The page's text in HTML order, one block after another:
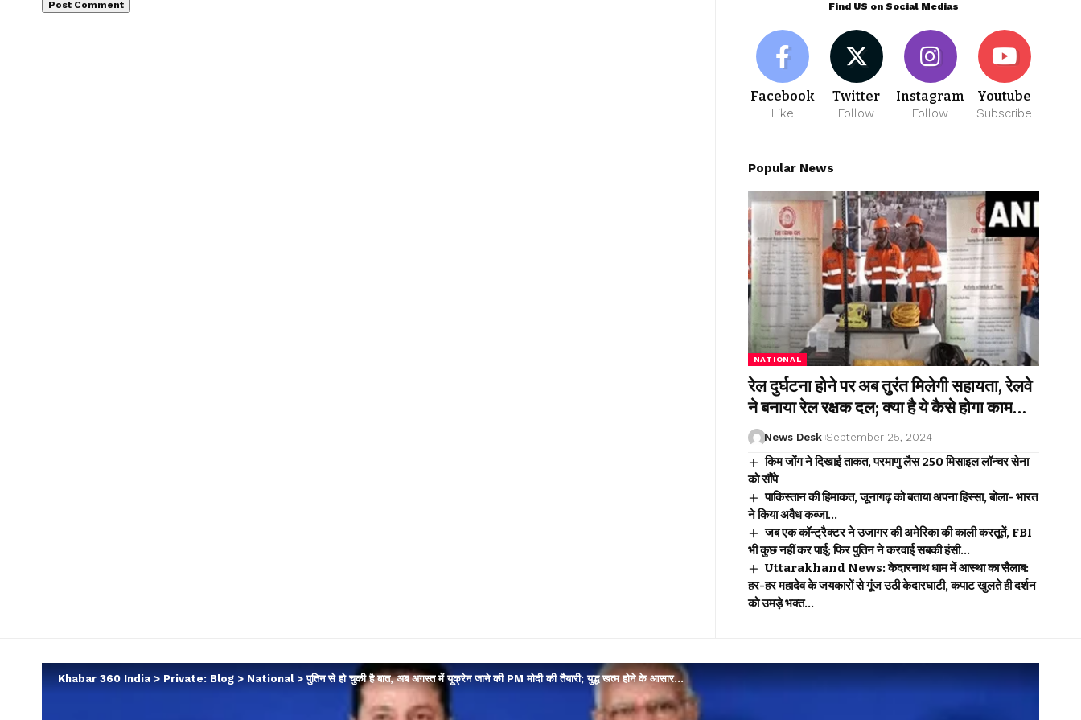
Find US on Social Medias
Facebook
Like
Twitter
Follow
Instagram
Follow
Youtube
Subscribe
Popular News
NATIONAL
रेल दुर्घटना होने पर अब तुरंत मिलेगी सहायता, रेलवे
ने बनाया रेल रक्षक दल; क्या है ये कैसे होगा काम…
News Desk September 25, 2024
किम जोंग ने दिखाई ताकत, परमाणु लैस 250 मिसाइल लॉन्चर सेना
को सौंपे
पाकिस्तान की हिमाकत, जूनागढ़ को बताया अपना हिस्सा, बोला- भारत
ने किया अवैध कब्जा…
जब एक कॉन्ट्रैक्टर ने उजागर की अमेरिका की काली करतूतें, FBI
भी कुछ नहीं कर पाई; फिर पुतिन ने करवाई सबकी हंसी…
Uttarakhand News: केदारनाथ धाम में आस्था का सैलाब:
हर-हर महादेव के जयकारों से गूंज उठी केदारघाटी, कपाट खुलते ही दर्शन
को उमड़े भक्त…
Khabar 360 India > Private: Blog > National>पुतिन से हो चुकी है बात, अब अगस्त में यूक्रेन जाने की PM मोदी की तैयारी; युद्ध खत्म होने के आसार…